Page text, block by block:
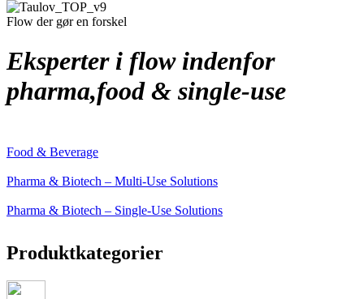
Flow der gør en forskel
Eksperter i flowindenfor
pharma,food & single-use
Food & Beverage
Pharma & Biotech – Multi-Use Solutions
Pharma & Biotech – Single-Use Solutions
Produktkategorier